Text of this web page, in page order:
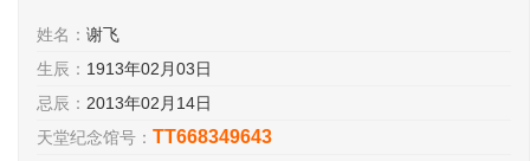
姓名： 谢飞
生辰： 1913年02月03日
忌辰： 2013年02月14日
天堂纪念馆号： TT668349643